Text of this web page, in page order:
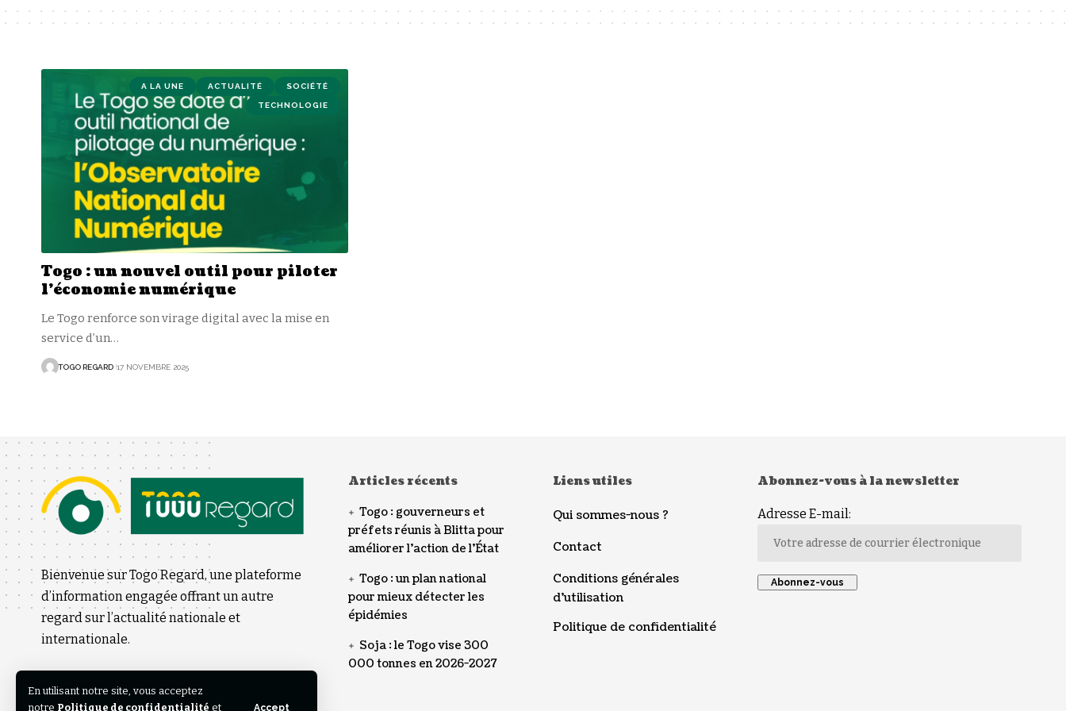
En utilisant notre site, vous acceptez
notre Politique de confidentialité et Accept
A LA UNE ACTUALITÉ SOCIÉTÉ
TECHNOLOGIE
Togo : un nouvel outil pour piloter
l’économie numérique
Le Togo renforce son virage digital avec la mise en
service d’un…
TOGO REGARD 17 NOVEMBRE 2025
Bienvenue sur Togo Regard, une plateforme
d’information engagée offrant un autre
regard sur l’actualité nationale et
internationale.
Articles récents
Togo : gouverneurs et
préfets réunis à Blitta pour
améliorer l’action de l’État
Togo : un plan national
pour mieux détecter les
épidémies
Soja : le Togo vise 300
000 tonnes en 2026-2027
Liens utiles
Qui sommes-nous ?
Contact
Conditions générales
d’utilisation
Politique de confidentialité
Abonnez-vous à la newsletter
Adresse E-mail: